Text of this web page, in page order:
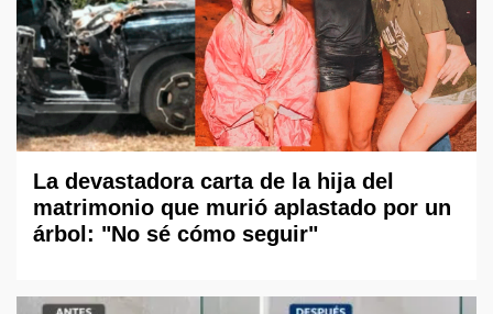
La devastadora carta de la hija del
matrimonio que murió aplastado por un
árbol: "No sé cómo seguir"